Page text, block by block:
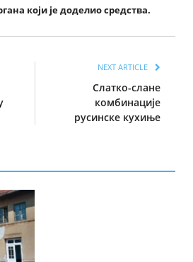
који је доделио средства.
NEXT ARTICLE
Слатко-слане
комбинације
русинске кухиње